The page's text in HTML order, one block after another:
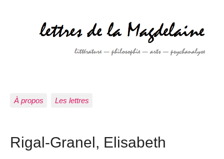
À propos Les lettres
Rigal-Granel, Elisabeth